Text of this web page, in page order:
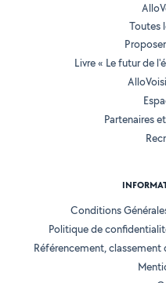
Toutes
Livre « Le futur de
Partenaires
Conditions
Politique de
Référencement,